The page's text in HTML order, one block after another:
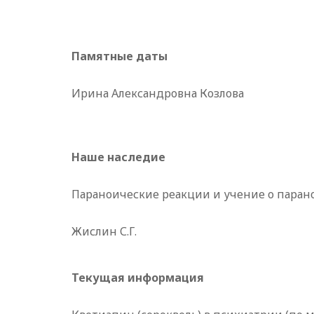
Памятные даты
Ирина Александровна Козлова
Наше наследие
Параноические реакции и учение о
Жислин С.Г.
Текущая информация